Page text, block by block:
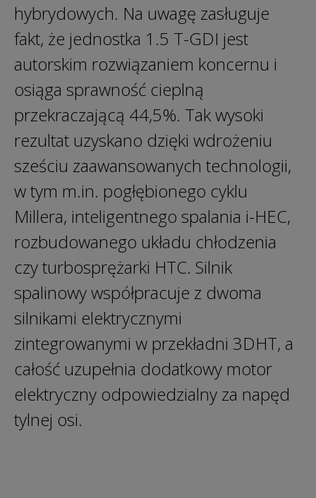
hybrydowych. Na uwagę zasługuje
fakt, że jednostka 1.5 T-GDI jest
autorskim rozwiązaniem koncernu i
osiąga sprawność cieplną
przekraczającą 44,5%. Tak wysoki
rezultat uzyskano dzięki wdrożeniu
sześciu zaawansowanych technologii,
w tym m.in. pogłębionego cyklu
Millera, inteligentnego spalania i-HEC,
rozbudowanego układu chłodzenia
czy turbosprężarki HTC. Silnik
spalinowy współpracuje z dwoma
silnikami elektrycznymi
zintegrowanymi w przekładni 3DHT, a
całość uzupełnia dodatkowy motor
elektryczny odpowiedzialny za napęd
tylnej osi.